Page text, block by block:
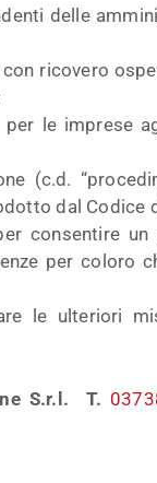
delle
ricovero
le imprese
(c.d.
dal Codice
consentire un
per coloro
le ulteriori
S.r.l. T.